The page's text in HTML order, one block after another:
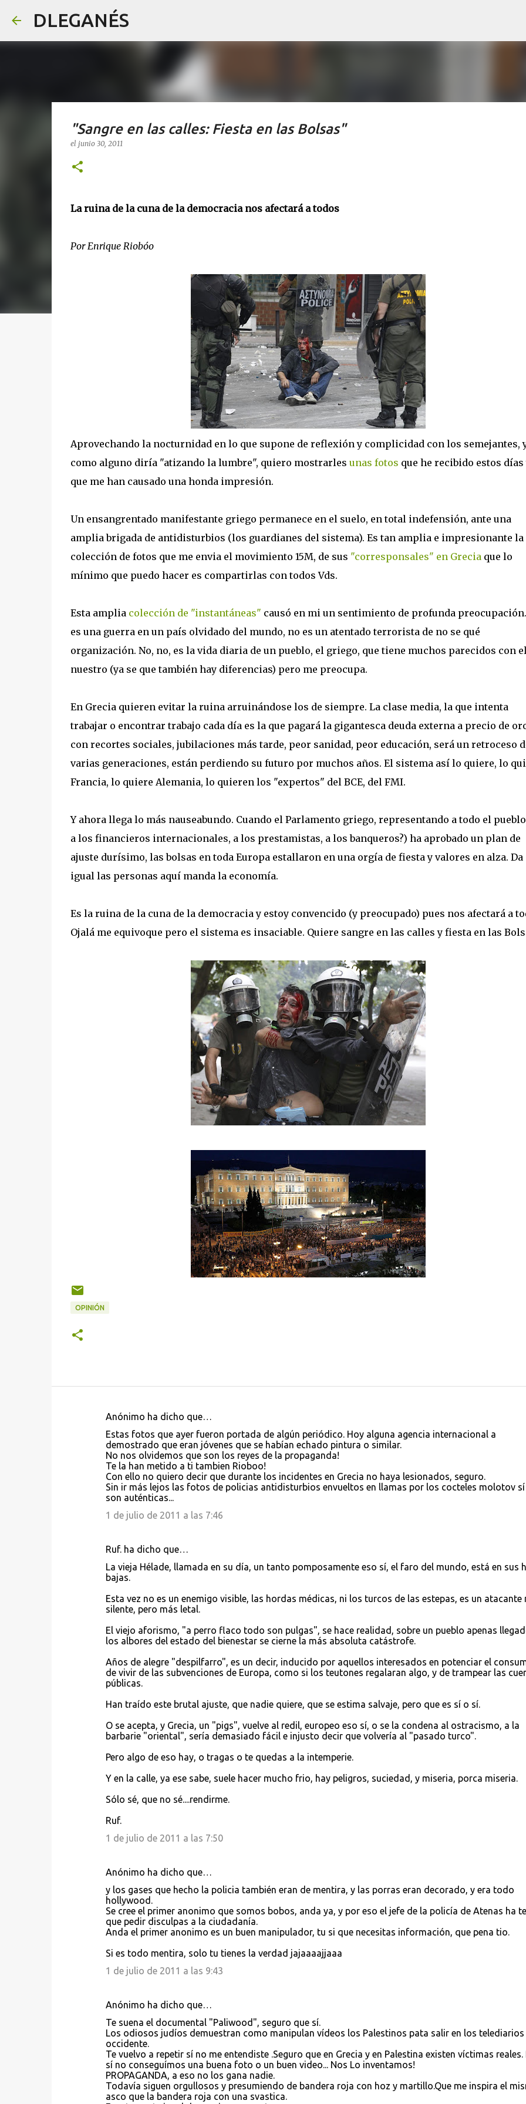
DLEGANÉS
"Sangre en las calles: Fiesta en las Bolsas"
el junio 30, 2011
La ruina de la cuna de la democracia nos afectará a todos
Por Enrique Riobóo
Aprovechando la nocturnidad en lo que supone de reflexión y complicidad con los semejantes,
como alguno diría "atizando la lumbre", quiero mostrarles unas fotos que he recibido estos días
que me han causado una honda impresión.
Un ensangrentado manifestante griego permanece en el suelo, en total indefensión, ante una
amplia brigada de antidisturbios (los guardianes del sistema). Es tan amplia e impresionante la
colección de fotos que me envia el movimiento 15M, de sus "corresponsales" en Greciaque lo
mínimo que puedo hacer es compartirlas con todos Vds.
Esta amplia colección de "instantáneas" causó en mi un sentimiento de profunda
es una guerra en un país olvidado del mundo, no es un atentado terrorista de no se qué
organización. No, no, es la vida diaria de un pueblo, el griego, que tiene muchos parecidos con
nuestro (ya se que también hay diferencias) pero me preocupa.
En Grecia quieren evitar la ruina arruinándose los de siempre. La clase media, la que intenta
trabajar o encontrar trabajo cada día es la que pagará la gigantesca deuda externa a precio de
con recortes sociales, jubilaciones más tarde, peor sanidad, peor educación, será un retroceso
varias generaciones, están perdiendo su futuro por muchos años. El sistema así lo quiere, lo
Francia, lo quiere Alemania, lo quieren los "expertos" del BCE, del FMI.
Y ahora llega lo más nauseabundo. Cuando el Parlamento griego, representando a todo el pueblo
a los financieros internacionales, a los prestamistas, a los banqueros?) ha aprobado un plan de
ajuste durísimo, las bolsas en toda Europa estallaron en una orgía de fiesta y valores en alza. Da
igual las personas aquí manda la economía.
Es la ruina de la cuna de la democracia y estoy convencido (y preocupado) pues nos afectará a
Ojalá me equivoque pero el sistema es insaciable. Quiere sangre en las calles y fiesta en las
OPINIÓN
Anónimo ha dicho que…
Estas fotos que ayer fueron portada de algún periódico. Hoy alguna agencia internacional a
demostrado que eran jóvenes que se habían echado pintura o similar.
No nos olvidemos que son los reyes de la propaganda!
Te la han metido a ti tambien Rioboo!
Con ello no quiero decir que durante los incidentes en Grecia no haya lesionados, seguro.
Sin ir más lejos las fotos de policias antidisturbios envueltos en llamas por los cocteles molotov sí
son auténticas...
1 de julio de 2011 a las 7:46
Ruf. ha dicho que…
La vieja Hélade, llamada en su día, un tanto pomposamente eso sí, el faro del mundo, está en sus
bajas.
Esta vez no es un enemigo visible, las hordas médicas, ni los turcos de las estepas, es un atacante
silente, pero más letal.
El viejo aforismo, "a perro flaco todo son pulgas", se hace realidad, sobre un pueblo apenas
los albores del estado del bienestar se cierne la más absoluta catástrofe.
Años de alegre "despilfarro", es un decir, inducido por aquellos interesados en potenciar el
de vivir de las subvenciones de Europa, como si los teutones regalaran algo, y de trampear las
públicas.
Han traído este brutal ajuste, que nadie quiere, que se estima salvaje, pero que es sí o sí.
O se acepta, y Grecia, un "pigs", vuelve al redil, europeo eso sí, o se la condena al ostracismo, a la
barbarie "oriental", sería demasiado fácil e injusto decir que volvería al "pasado turco".
Pero algo de eso hay, o tragas o te quedas a la intemperie.
Y en la calle, ya ese sabe, suele hacer mucho frio, hay peligros, suciedad, y miseria, porca miseria.
Sólo sé, que no sé....rendirme.
Ruf.
1 de julio de 2011 a las 7:50
Anónimo ha dicho que…
y los gases que hecho la policia también eran de mentira, y las porras eran decorado, y era todo
hollywood.
Se cree el primer anonimo que somos bobos, anda ya, y por eso el jefe de la policía de Atenas ha
que pedir disculpas a la ciudadanía.
Anda el primer anonimo es un buen manipulador, tu si que necesitas información, que pena tio.
Si es todo mentira, solo tu tienes la verdad jajaaaajjaaa
1 de julio de 2011 a las 9:43
Anónimo ha dicho que…
Te suena el documental "Paliwood", seguro que sí.
Los odiosos judíos demuestran como manipulan vídeos los Palestinos pata salir en los telediarios
occidente.
Te vuelvo a repetir sí no me entendiste .Seguro que en Grecia y en Palestina existen víctimas reales.
sí no conseguímos una buena foto o un buen video... Nos Lo inventamos!
PROPAGANDA, a eso no los gana nadie.
Todavía siguen orgullosos y presumiendo de bandera roja con hoz y martillo.Que me inspira el
asco que la bandera roja con una svastica.